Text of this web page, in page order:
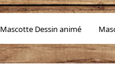
Mascotte Dessin animé